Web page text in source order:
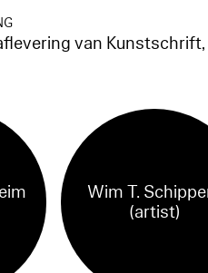
van Kunstschrift,
Wim T.
(artist)